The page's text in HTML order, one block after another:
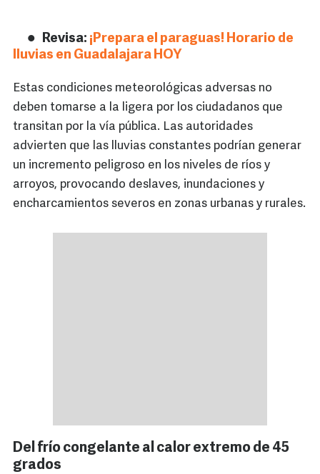
Revisa: ¡Prepara el paraguas! Horario de
lluvias en Guadalajara HOY
Estas condiciones meteorológicas adversas no
deben tomarse a la ligera por los ciudadanos que
transitan por la vía pública. Las autoridades
advierten que las lluvias constantes podrían generar
un incremento peligroso en los niveles de ríos y
arroyos, provocando deslaves, inundaciones y
encharcamientos severos en zonas urbanas y rurales.
Del frío congelante al calor extremo de 45
grados